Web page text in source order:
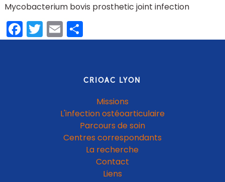
Mycobacterium bovis prosthetic joint infection
Facebook
Twitter
EmailShare
CRIOAC LYON
Missions
L'infection ostéoarticulaire
Parcours de soin
Centres correspondants
La recherche
Contact
Liens